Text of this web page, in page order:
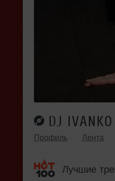
DJ IVANKO
Профиль Лента
Лучшие